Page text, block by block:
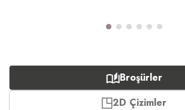
Broşürler
2D Çizimler